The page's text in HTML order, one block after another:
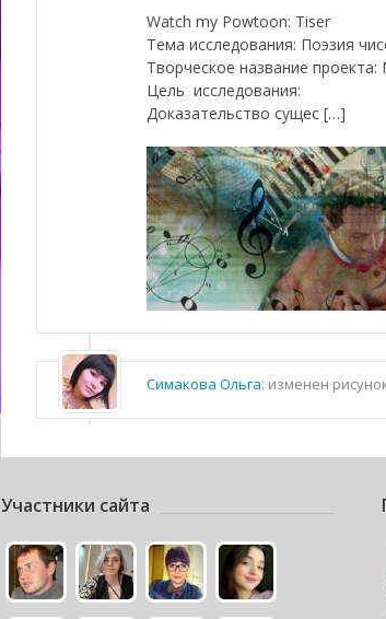
Watch my Powtoon: Tiser
Тема исследования: Поэзия
Творческое название
Цель исследования:
Доказательство сущес […]
Симакова Ольга: изменен
Участники сайта